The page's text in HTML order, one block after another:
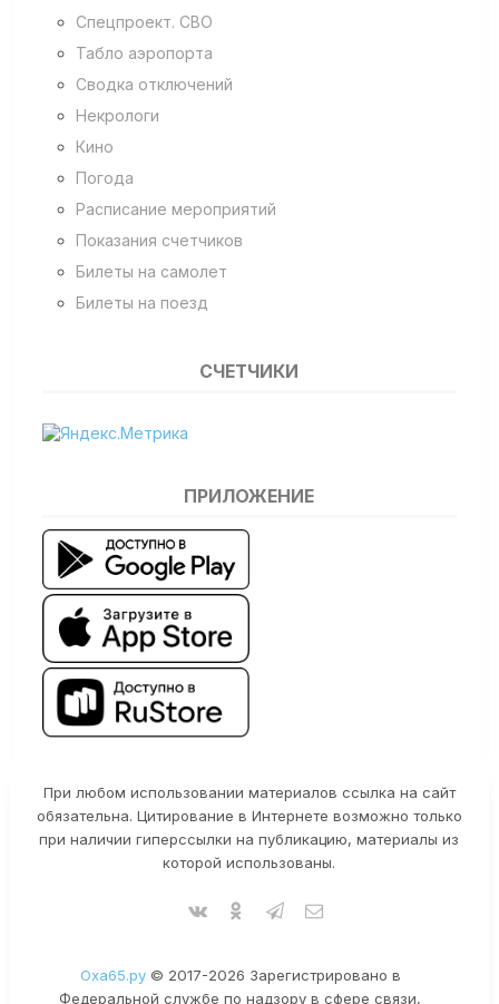
Спецпроект. СВО
Табло аэропорта
Сводка отключений
Некрологи
Кино
Погода
Расписание мероприятий
Показания счетчиков
Билеты на самолет
Билеты на поезд
СЧЕТЧИКИ
ПРИЛОЖЕНИЕ
При любом использовании материалов ссылка на сайт
обязательна. Цитирование в Интернете возможно только
при наличии гиперссылки на публикацию, материалы из
которой использованы.
Оха65.ру© 2017-2026 Зарегистрировано в
Федеральной службе по надзору в сфере связи,